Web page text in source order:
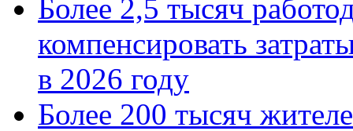
Более 2,5 тысяч
компенсировать
в 2026 году
Более 200 тысяч